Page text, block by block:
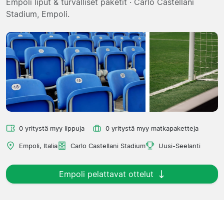
Matkatoimistoja
Stadium, Empoli.
0 yritystä myy lippuja 0 yritystä myy matkapaketteja
Empoli, Italia Carlo Castellani Stadium Uusi-Seelanti
Empoli pelattavat ottelut